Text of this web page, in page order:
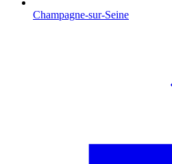
Champagne-sur-Seine